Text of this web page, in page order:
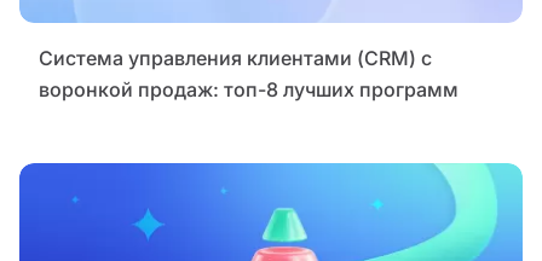
Система управления клиентами (CRM) с
воронкой продаж: топ-8 лучших программ